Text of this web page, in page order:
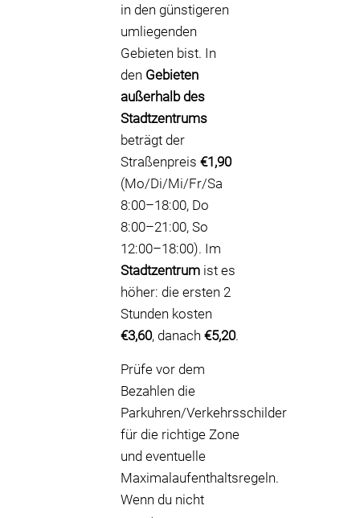
in den günstigeren
umliegenden
Gebieten bist. In
den Gebieten
außerhalb des
Stadtzentrums
beträgt der
Straßenpreis €1,90
(Mo/Di/Mi/Fr/Sa
8:00–18:00, Do
8:00–21:00, So
12:00–18:00). Im
Stadtzentrum ist es
höher: die ersten 2
Stunden kosten
€3,60, danach €5,20.
Prüfe vor dem
Bezahlen die
Parkuhren/Verkehrsschilder
für die richtige Zone
und eventuelle
Maximalaufenthaltsregeln.
Wenn du nicht